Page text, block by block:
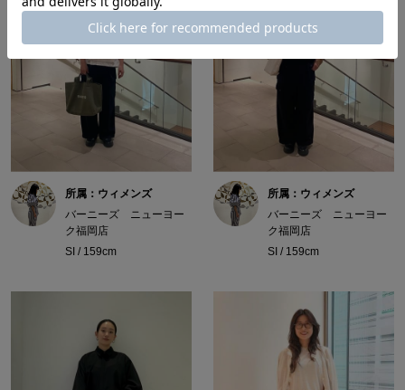
所属：ウィメンズ
バーニーズ ニューヨー
ク福岡店
SI / 159cm
所属：ウィメンズ
バーニーズ ニューヨー
ク福岡店
SI / 159cm